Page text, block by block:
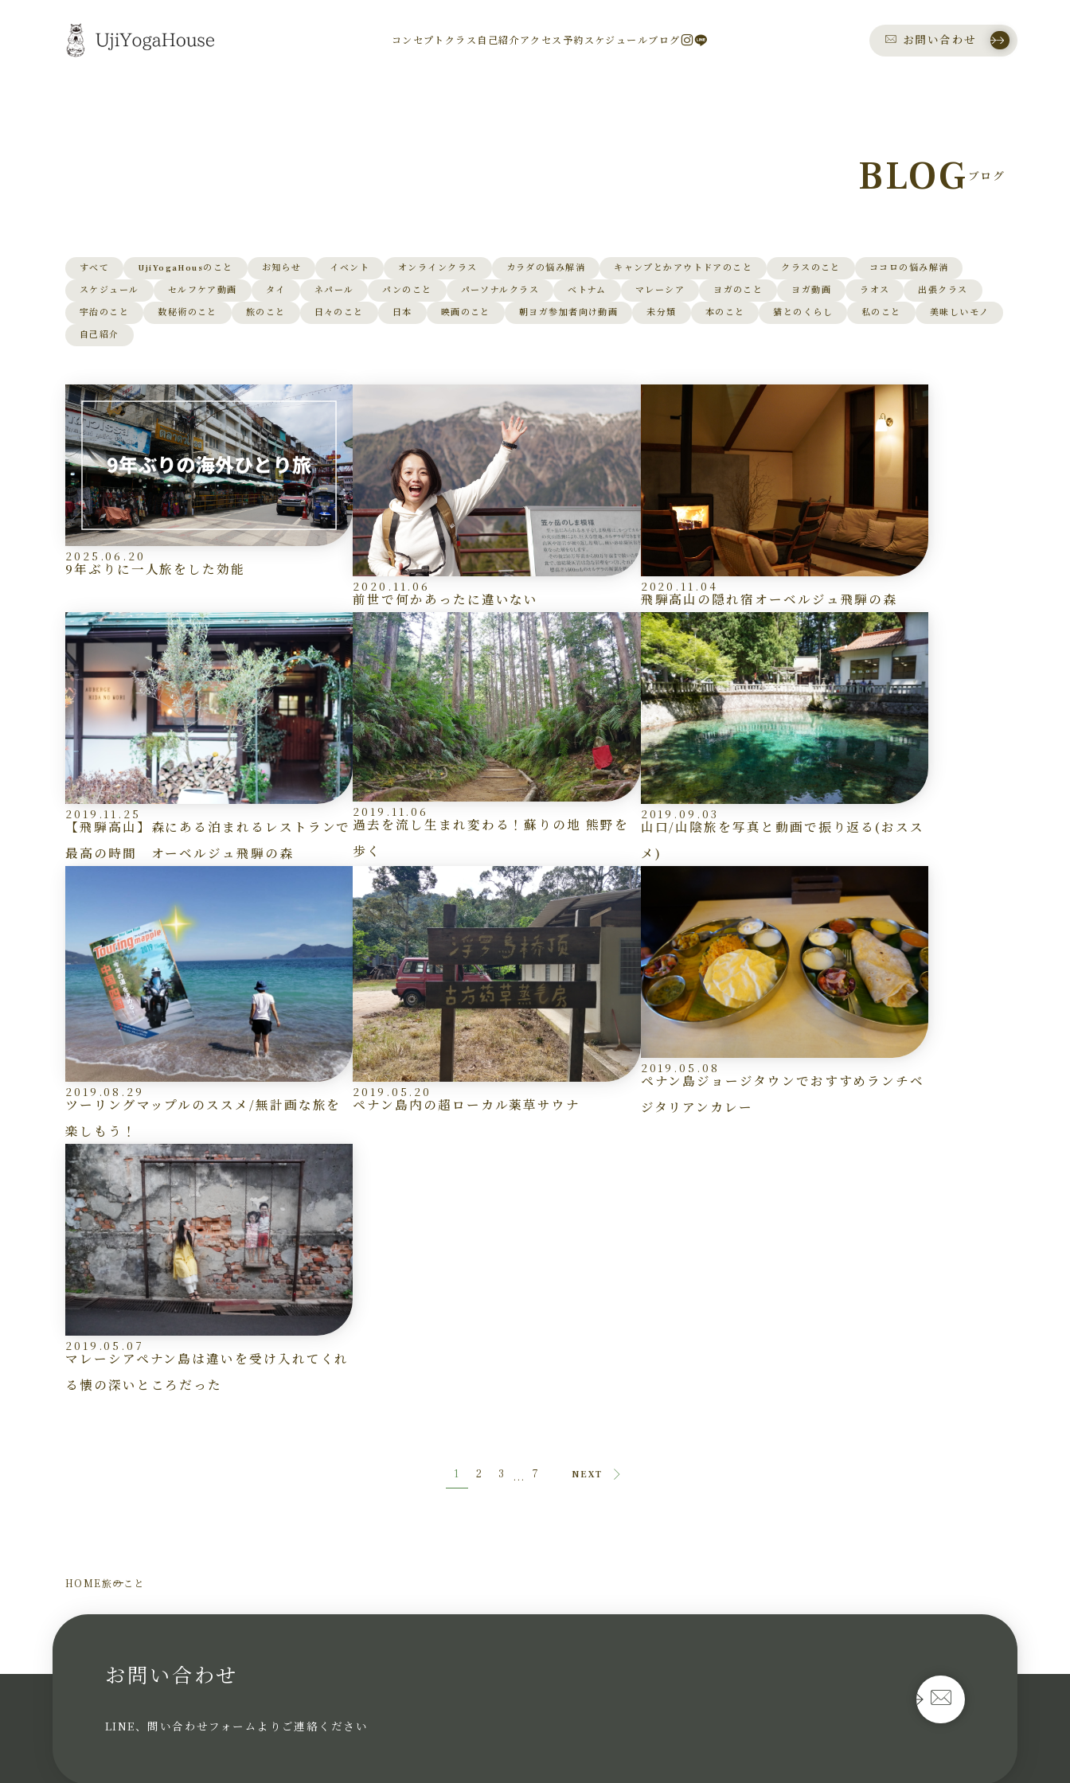
コンセプト クラス 自己紹介アクセス 予約スケジュールブログ お問い合わせ
ブログ
BLOG
すべて UjiYogaHousのこと お知らせ イベント オンラインクラス カラダの悩み解消 キャンプとかアウトドアのこと クラスのこと
ココロの悩み解消
スケジュール
セルフケア動画 タイ ネパール パンのこと パーソナルクラス ベトナム マレーシア ヨガのこと ヨガ動画 ラオス
出張クラス
宇治のこと
数秘術のこと 旅のこと 日々のこと 日本 映画のこと 朝ヨガ参加者向け動画 未分類 本のこと 猫とのくらし 私のこと
美味しいモノ
自己紹介
2025.06.20
9年ぶりに一人旅をした効能
2020.11.06
前世で何かあったに違いない
2020.11.04
飛騨高山の隠れ宿オーベルジュ飛騨の森
2019.11.25
【飛騨高山】森にある泊まれるレストランで
最高の時間 オーベルジュ飛騨の森
2019.11.06
過去を流し生まれ変わる！蘇りの地 熊野を
歩く
2019.09.03
山口/山陰旅を写真と動画で振り返る(おスス
メ)
2019.08.29
ツーリングマップルのススメ/無計画な旅を
楽しもう！
2019.05.20
ペナン島内の超ローカル薬草サウナ
2019.05.08
ペナン島ジョージタウンでおすすめランチベ
ジタリアンカレー
2019.05.07
マレーシアペナン島は違いを受け入れてくれ
る懐の深いところだった
1 2 3 ... 7 NEXT
HOME旅のこと
お問い合わせ
LINE、問い合わせフォームよりご連絡ください